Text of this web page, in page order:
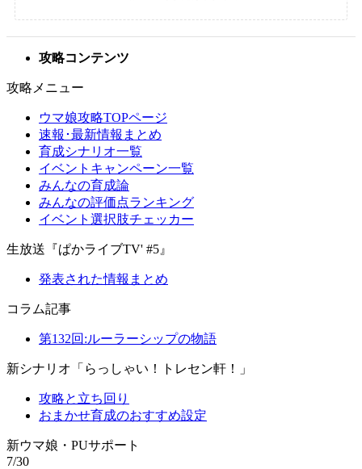
攻略コンテンツ
攻略メニュー
ウマ娘攻略TOPページ
速報･最新情報まとめ
育成シナリオ一覧
イベントキャンペーン一覧
みんなの育成論
みんなの評価点ランキング
イベント選択肢チェッカー
生放送『ぱかライブTV' #5』
発表された情報まとめ
コラム記事
第132回:ルーラーシップの物語
新シナリオ「らっしゃい！トレセン軒！」
攻略と立ち回り
おまかせ育成のおすすめ設定
新ウマ娘・PUサポート
7/30